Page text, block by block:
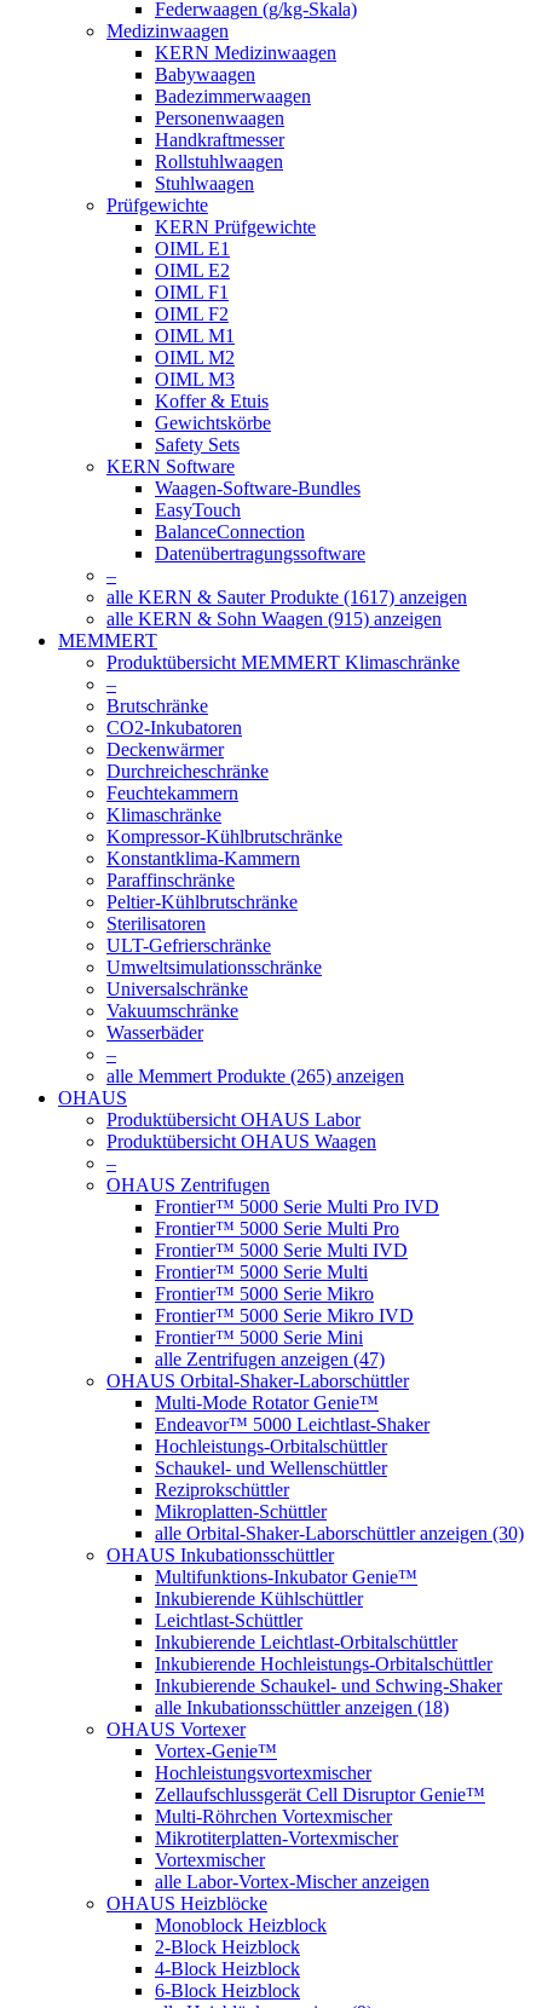
Federwaagen (g/kg-Skala)
Medizinwaagen
KERN Medizinwaagen
Babywaagen
Badezimmerwaagen
Personenwaagen
Handkraftmesser
Rollstuhlwaagen
Stuhlwaagen
Prüfgewichte
KERN Prüfgewichte
OIML E1
OIML E2
OIML F1
OIML F2
OIML M1
OIML M2
OIML M3
Koffer & Etuis
Gewichtskörbe
Safety Sets
KERN Software
Waagen-Software-Bundles
EasyTouch
BalanceConnection
Datenübertragungssoftware
–
alle KERN & Sauter Produkte (1617) anzeigen
alle KERN & Sohn Waagen (915) anzeigen
MEMMERT
Produktübersicht MEMMERT Klimaschränke
–
Brutschränke
CO2-Inkubatoren
Deckenwärmer
Durchreicheschränke
Feuchtekammern
Klimaschränke
Kompressor-Kühlbrutschränke
Konstantklima-Kammern
Paraffinschränke
Peltier-Kühlbrutschränke
Sterilisatoren
ULT-Gefrierschränke
Umweltsimulationsschränke
Universalschränke
Vakuumschränke
Wasserbäder
–
alle Memmert Produkte (265) anzeigen
OHAUS
Produktübersicht OHAUS Labor
Produktübersicht OHAUS Waagen
–
OHAUS Zentrifugen
Frontier™ 5000 Serie Multi Pro IVD
Frontier™ 5000 Serie Multi Pro
Frontier™ 5000 Serie Multi IVD
Frontier™ 5000 Serie Multi
Frontier™ 5000 Serie Mikro
Frontier™ 5000 Serie Mikro IVD
Frontier™ 5000 Serie Mini
alle Zentrifugen anzeigen (47)
OHAUS Orbital-Shaker-Laborschüttler
Multi-Mode Rotator Genie™
Endeavor™ 5000 Leichtlast-Shaker
Hochleistungs-Orbitalschüttler
Schaukel- und Wellenschüttler
Reziprokschüttler
Mikroplatten-Schüttler
alle Orbital-Shaker-Laborschüttler anzeigen (30)
OHAUS Inkubationsschüttler
Multifunktions-Inkubator Genie™
Inkubierende Kühlschüttler
Leichtlast-Schüttler
Inkubierende Leichtlast-Orbitalschüttler
Inkubierende Hochleistungs-Orbitalschüttler
Inkubierende Schaukel- und Schwing-Shaker
alle Inkubationsschüttler anzeigen (18)
OHAUS Vortexer
Vortex-Genie™
Hochleistungsvortexmischer
Zellaufschlussgerät Cell Disruptor Genie™
Multi-Röhrchen Vortexmischer
Mikrotiterplatten-Vortexmischer
Vortexmischer
alle Labor-Vortex-Mischer anzeigen
OHAUS Heizblöcke
Monoblock Heizblock
2-Block Heizblock
4-Block Heizblock
6-Block Heizblock